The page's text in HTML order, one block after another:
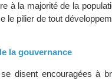
à la majorité de la
le pilier de tout
la gouvernance
disent encouragées à